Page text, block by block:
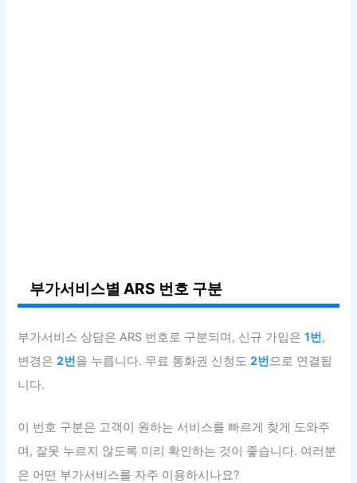
부가서비스별 ARS 번호 구분
부가서비스 상담은 ARS 번호로 구분되며, 신규 가입은1번,
변경은2번을 누릅니다. 무료 통화권 신청도2번으로 연결됩
니다.
이 번호 구분은 고객이 원하는 서비스를 빠르게 찾게 도와주
며, 잘못 누르지 않도록 미리 확인하는 것이 좋습니다. 여러분
은 어떤 부가서비스를 자주 이용하시나요?